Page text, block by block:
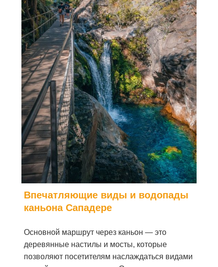
Впечатляющие виды и водопады
каньона Сападере
Основной маршрут через каньон — это
деревянные настилы и мосты, которые
позволяют посетителям наслаждаться видами